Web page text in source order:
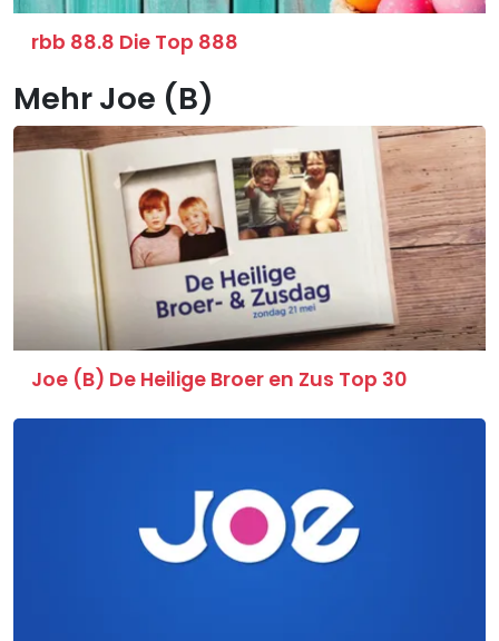
rbb 88.8 Die Top 888
Mehr Joe (B)
Joe (B) De Heilige Broer en Zus Top 30